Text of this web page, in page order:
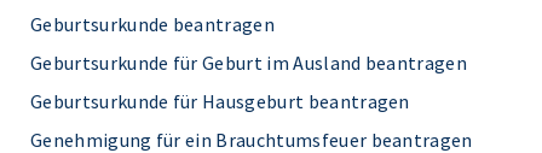
Geburtsurkunde beantragen
Geburtsurkunde für Geburt im Ausland beantragen
Geburtsurkunde für Hausgeburt beantragen
Genehmigung für ein Brauchtumsfeuer beantragen